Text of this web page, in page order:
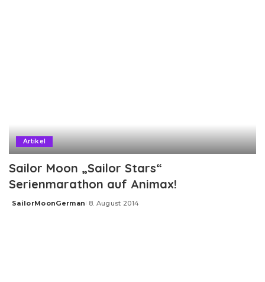
Artikel
Sailor Moon „Sailor Stars“
Serienmarathon auf Animax!
Posted
SailorMoonGerman 8. August 2014